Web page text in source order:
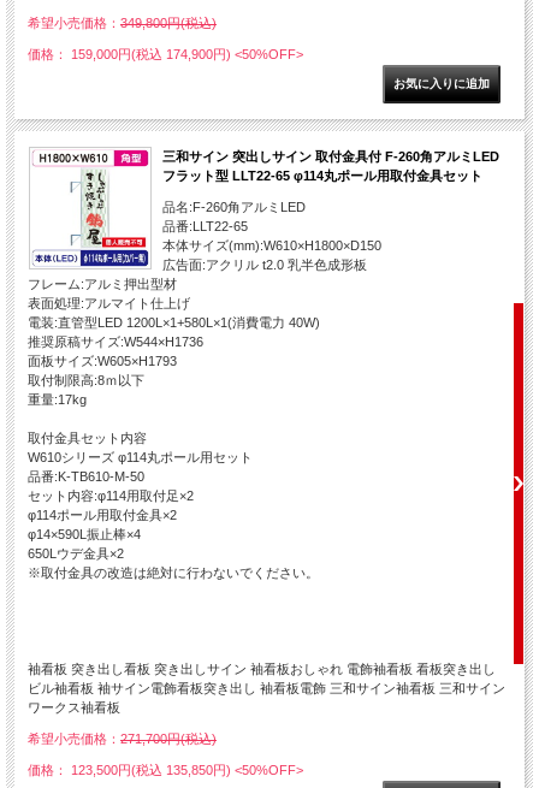
希望小売価格： 349,800円(税込)
価格： 159,000円(税込 174,900円) <50%OFF>
三和サイン 突出しサイン 取付金具付 F-260角アルミLED
フラット型 LLT22-65 φ114丸ポール用取付金具セット
品名:F-260角アルミLED
品番:LLT22-65
本体サイズ(mm):W610×H1800×D150
広告面:アクリル t2.0 乳半色成形板
フレーム:アルミ押出型材
表面処理:アルマイト仕上げ
電装:直管型LED 1200L×1+580L×1(消費電力 40W)
推奨原稿サイズ:W544×H1736
面板サイズ:W605×H1793
取付制限高:8ｍ以下
重量:17kg
取付金具セット内容
W610シリーズ φ114丸ポール用セット
品番:K-TB610-M-50
セット内容:φ114用取付足×2
φ114ポール用取付金具×2
φ14×590L振止棒×4
650Lウデ金具×2
※取付金具の改造は絶対に行わないでください。
袖看板 突き出し看板 突き出しサイン 袖看板おしゃれ 電飾袖看板 看板突き出し
ビル袖看板 袖サイン電飾看板突き出し 袖看板電飾 三和サイン袖看板 三和サイン
ワークス袖看板
希望小売価格： 271,700円(税込)
価格： 123,500円(税込 135,850円) <50%OFF>